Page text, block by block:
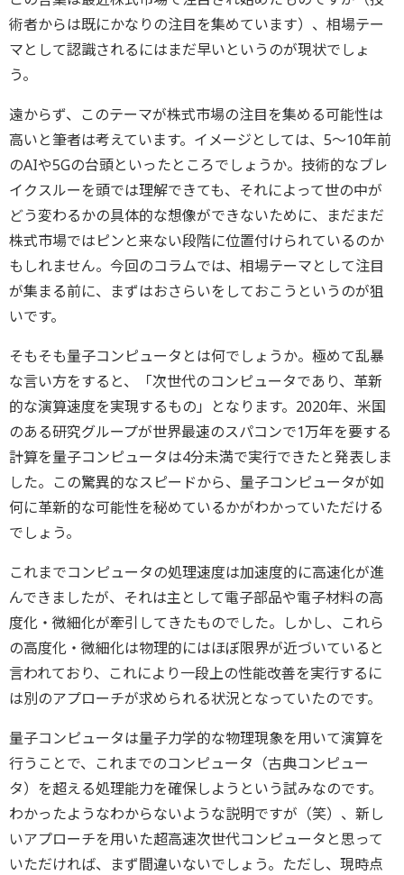
術者からは既にかなりの注目を集めています）、相場テー
マとして認識されるにはまだ早いというのが現状でしょ
う。
遠からず、このテーマが株式市場の注目を集める可能性は
高いと筆者は考えています。イメージとしては、5〜10年前
のAIや5Gの台頭といったところでしょうか。技術的なブレ
イクスルーを頭では理解できても、それによって世の中が
どう変わるかの具体的な想像ができないために、まだまだ
株式市場ではピンと来ない段階に位置付けられているのか
もしれません。今回のコラムでは、相場テーマとして注目
が集まる前に、まずはおさらいをしておこうというのが狙
いです。
そもそも量子コンピュータとは何でしょうか。極めて乱暴
な言い方をすると、「次世代のコンピュータであり、革新
的な演算速度を実現するもの」となります。2020年、米国
のある研究グループが世界最速のスパコンで1万年を要する
計算を量子コンピュータは4分未満で実行できたと発表しま
した。この驚異的なスピードから、量子コンピュータが如
何に革新的な可能性を秘めているかがわかっていただける
でしょう。
これまでコンピュータの処理速度は加速度的に高速化が進
んできましたが、それは主として電子部品や電子材料の高
度化・微細化が牽引してきたものでした。しかし、これら
の高度化・微細化は物理的にはほぼ限界が近づいていると
言われており、これにより一段上の性能改善を実行するに
は別のアプローチが求められる状況となっていたのです。
量子コンピュータは量子力学的な物理現象を用いて演算を
行うことで、これまでのコンピュータ（古典コンピュー
タ）を超える処理能力を確保しようという試みなのです。
わかったようなわからないような説明ですが（笑）、新し
いアプローチを用いた超高速次世代コンピュータと思って
いただければ、まず間違いないでしょう。ただし、現時点